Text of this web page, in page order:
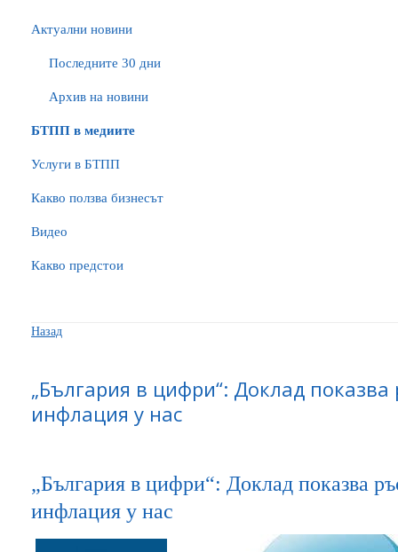
Актуални новини
Последните 30 дни
Архив на новини
БTПП в медиите
Услуги в БТПП
Какво ползва бизнесът
Видео
Какво предстои
Назад
„България в цифри“: Доклад
инфлация у нас
„България в цифри“: Доклад показва
инфлация у нас